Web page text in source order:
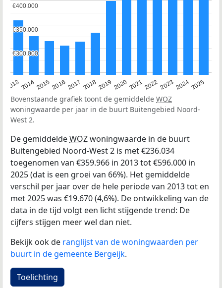
20132014201520162017 20182019 202020212022202320242025
€300.000
€300.000
€350.000
€350.000
€400.000
€400.000
Bovenstaande grafiek toont de gemiddelde WOZ
woningwaarde per jaar in de buurt Buitengebied Noord-
West 2.
De gemiddeldeWOZwoningwaarde in de buurt
Buitengebied Noord-West 2 is met €236.034
toegenomen van €359.966 in 2013 tot €596.000 in
2025 (dat is een groei van 66%). Het gemiddelde
verschil per jaar over de hele periode van 2013 tot en
met 2025 was €19.670 (4,6%). De ontwikkeling van de
data in de tijd volgt een licht stijgende trend: De
cijfers stijgen meer wel dan niet.
Bekijk ook de ranglijst van de woningwaarden per
buurt in de gemeente Bergeijk.
Toelichting